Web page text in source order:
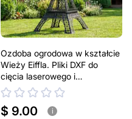
Ozdoba ogrodowa w kształcie
Wieży Eiffla. Pliki DXF do
cięcia laserowego i
plazmowego. Dekoracja na
podwórko
$ 9.00 i